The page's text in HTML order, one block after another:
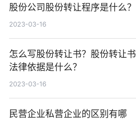
股份公司股份转让程序是什么？
2023-03-16
怎么写股份转让书？股份转让书
法律依据是什么？
2023-03-16
民营企业私营企业的区别有哪